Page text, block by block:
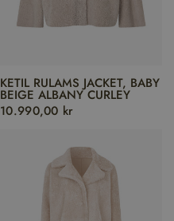
KETIL RULAMS JACKET, BABY
BEIGE ALBANY CURLEY
10.990,00 kr